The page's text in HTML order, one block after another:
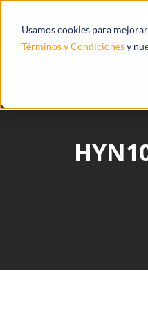
Usamos cookies para
Términos y Condicionesy
Productos